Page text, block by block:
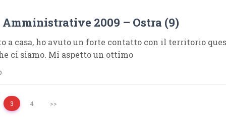
2009 – Ostra (9)
a casa, ho avuto un forte contatto con il territorio
ci siamo. Mi aspetto un ottimo
3 4 >>